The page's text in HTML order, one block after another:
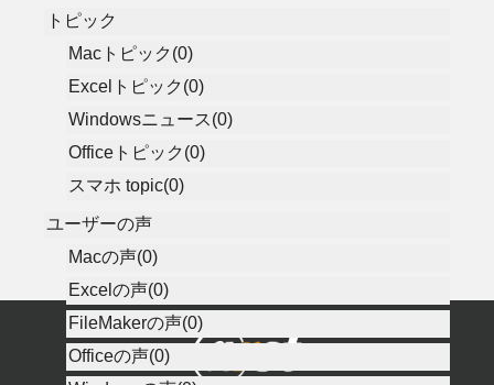
トピック
Macトピック(0)
Excelトピック(0)
Windowsニュース(0)
Officeトピック(0)
スマホ topic(0)
ユーザーの声
Macの声(0)
Excelの声(0)
FileMakerの声(0)
Officeの声(0)